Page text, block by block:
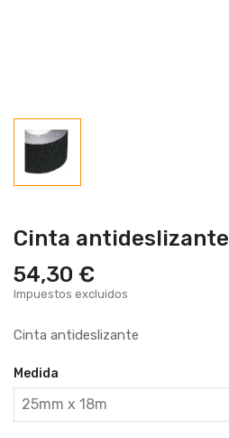
Cinta antideslizante
54,30 €
Impuestos excluidos
Cinta antideslizante
Medida